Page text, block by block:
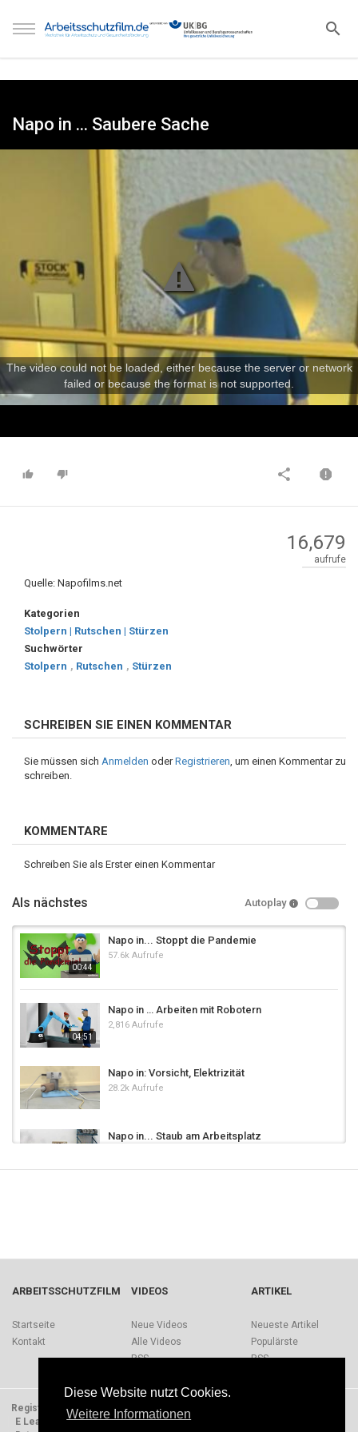
Diese Website nutzt Cookies.
Weitere Informationen
Napo in ... Saubere Sache
The video could not be loaded, either because the server or network
failed or because the format is not supported.
16,679
aufrufe
Quelle: Napofilms.net
Kategorien
Stolpern | Rutschen | Stürzen
Suchwörter
Stolpern , Rutschen , Stürzen
SCHREIBEN SIE EINEN KOMMENTAR
Sie müssen sich Anmelden oderRegistrieren, um einen Kommentar zu
schreiben.
KOMMENTARE
Schreiben Sie als Erster einen Kommentar
Als nächstes Autoplay
00:44
Napo in... Stoppt die Pandemie
57.6k Aufrufe
04:51
Napo in … Arbeiten mit Robotern
2,816 Aufrufe
Napo in: Vorsicht, Elektrizität
28.2k Aufrufe
Napo in... Staub am Arbeitsplatz
Napo in: Sicher unterwegs
Napo in… Feueralarm
4,759 Aufrufe
Mit dem Kopf bei der Sache
ARBEITSSCHUTZFILM
Startseite
Kontakt
VIDEOS
Neue Videos
Alle Videos
RSS
ARTIKEL
Neueste Artikel
Populärste
RSS
Registrieren Impressum Quellen
E Learning Einheiten
Nutzungsbedingungen